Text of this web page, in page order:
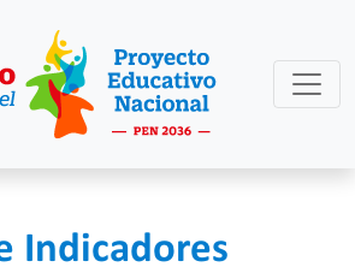
Indicadores